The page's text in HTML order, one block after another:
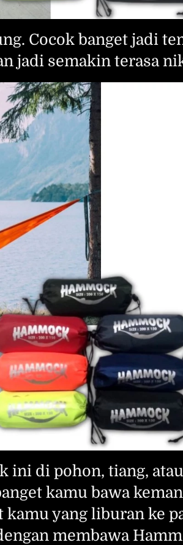
Cocok banget jadi
jadi semakin terasa
di pohon, tiang,
kamu bawa
yang liburan ke
membawa